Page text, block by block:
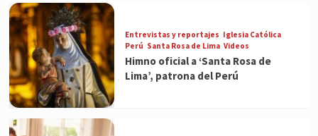
Entrevistas y reportajes Iglesia Católica
Perú Santa Rosa de Lima Videos
Himno oficial a ‘Santa Rosa de
Lima’, patrona del Perú